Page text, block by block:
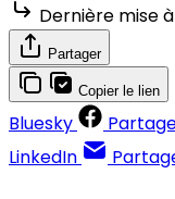
Dernière mise
Partager
Copier le lien
Bluesky
LinkedIn